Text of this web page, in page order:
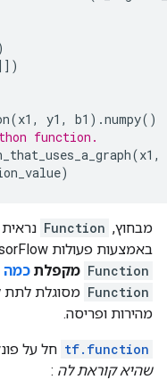
(x1 , y1 , b1 ).numpy()
function.
(x1 ,
)
מבחוץ, Function
באמצעות פעולות TensorFlow. אולם
Function מקפלת כמה
Function מסוגלת לתת
מהירות ופריסה.
tf.function חל על
שהיא קוראת לה :